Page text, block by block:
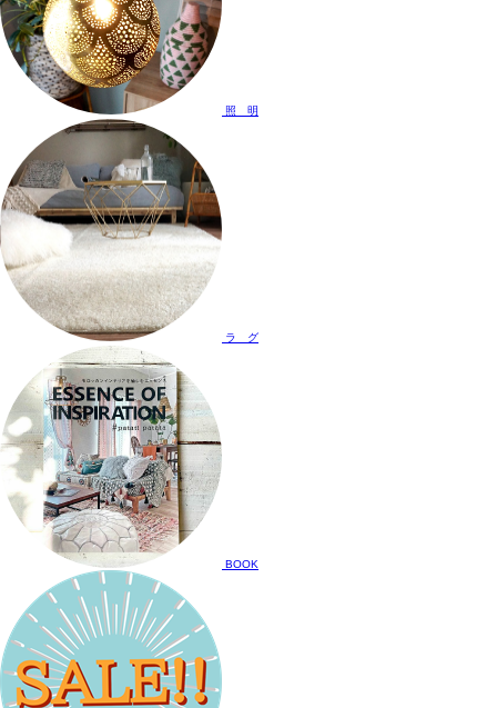
照 明
ラ グ
BOOK